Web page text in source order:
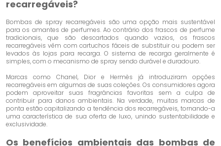
recarregáveis?
Bombas de spray recarregáveis ​​são uma opção mais sustentável
para os amantes de perfumes. Ao contrário dos frascos de perfume
tradicionais, que são descartados quando vazios, os frascos
recarregáveis ​​vêm com cartuchos fáceis de substituir ou podem ser
levados às lojas para recarga. O sistema de recarga geralmente é
simples, com o mecanismo de spray sendo durável e duradouro.
Marcas como Chanel, Dior e Hermès já introduziram opções
recarregáveis ​​em algumas de suas coleções. Os consumidores agora
podem aproveitar suas fragrâncias favoritas sem a culpa de
contribuir para danos ambientais. Na verdade, muitas marcas de
ponta estão capitalizando a tendência dos recarregáveis, tornando-a
uma característica de sua oferta de luxo, unindo sustentabilidade e
exclusividade.
Os benefícios ambientais das bombas de